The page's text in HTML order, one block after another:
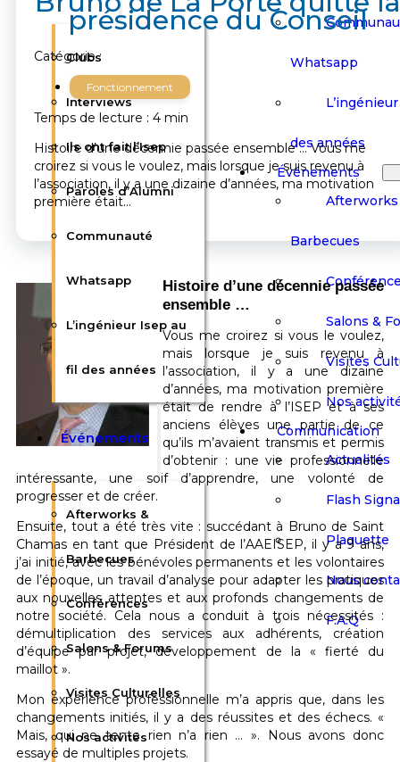
Clubs
Interviews
Ils ont fait l’Isep
Paroles d’Alumni
Communauté
Whatsapp
L’ingénieur Isep au
fil des années
Événements
Afterworks &
Barbecues
Conférences
Salons & Forums
Visites Culturelles
Nos activités
Whatsapp
des années
Événements
Afterworks
Barbecues
Salons &
Visites
Nos
Communication
Actualités
Flash
Plaquette
Nous
F.A.Q
présidence du Conseil
Catégorie :
Fonctionnement
Temps de lecture : 4 min
Histoire d’une décennie passée ensemble … Vous me
croirez si vous le voulez, mais lorsque je suis revenu à
l’association, il y a une dizaine d’années, ma motivation
première était…
Histoire d’une décennie passée
ensemble …
Vous me croirez si vous le voulez,
mais lorsque je suis revenu à
l’association, il y a une dizaine
d’années, ma motivation première
était de rendre à l’ISEP et à ses
anciens élèves une partie de ce
qu’ils m’avaient transmis et permis
d’obtenir : une vie professionnelle
intéressante, une soif d’apprendre, une volonté de
progresser et de créer.
Ensuite, tout a été très vite : succédant à Bruno de Saint
Chamas en tant que Président de l’AAEISEP, il y a 9 ans,
j’ai initié, avec les bénévoles permanents et les volontaires
de l’époque, un travail d’analyse pour adapter les pratiques
aux nouvelles attentes et aux profonds changements de
notre société. Cela nous a conduit à trois nécessités :
démultiplication des services aux adhérents, création
d’équipe par projet, développement de la « fierté du
maillot ».
Mon expérience professionnelle m’a appris que, dans les
changements initiés, il y a des réussites et des échecs. «
Mais, qui ne tente rien n’a rien … ». Nous avons donc
essayé de multiples projets.